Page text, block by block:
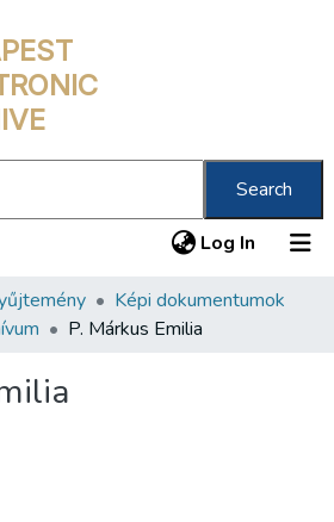
Search
Log In (current)
Képi dokumentumok
P. Márkus Emilia